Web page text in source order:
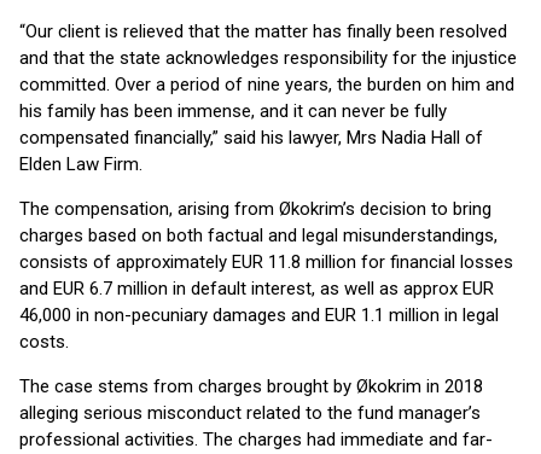
“Our client is relieved that the matter has finally been resolved
and that the state acknowledges responsibility for the injustice
committed. Over a period of nine years, the burden on him and
his family has been immense, and it can never be fully
compensated financially,” said his lawyer, Mrs Nadia Hall of
Elden Law Firm.
The compensation, arising from Økokrim’s decision to bring
charges based on both factual and legal misunderstandings,
consists of approximately EUR 11.8 million for financial losses
and EUR 6.7 million in default interest, as well as approx EUR
46,000 in non-pecuniary damages and EUR 1.1 million in legal
costs.
The case stems from charges brought by Økokrim in 2018
alleging serious misconduct related to the fund manager’s
professional activities. The charges had immediate and far-